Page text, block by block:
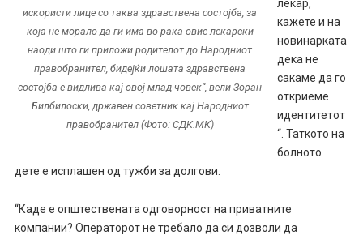
искористи лице со таква здравствена состојба, за
која не морало да ги има во рака овие лекарски
наоди што ги приложи родителот до Народниот
правобранител, бидејќи лошата здравствена
состојба е видлива кај овој млад човек“, вели Зоран
Билбилоски, државен советник кај Народниот
правобранител (Фото: СДК.МК)
лекар,
кажете и на
новинарката
дека не
сакаме да го
откриеме
идентитетот
“. Таткото на
болното
дете е исплашен од тужби за долгови.
“Каде е општествената одговорност на приватните
компании? Операторот не требало да си дозволи да